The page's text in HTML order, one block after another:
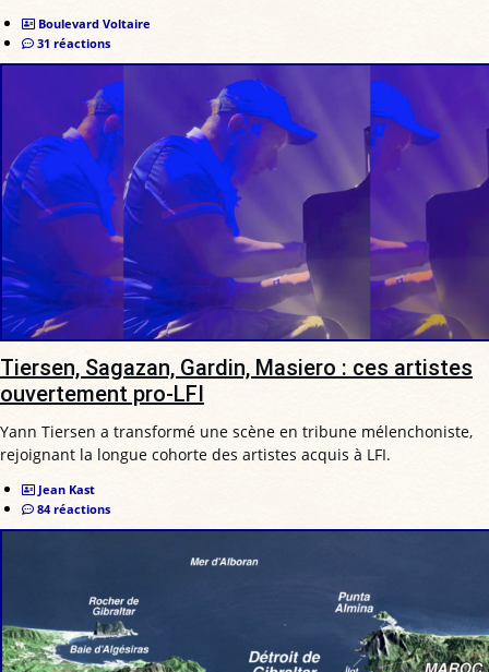
Boulevard Voltaire
31 réactions
Tiersen, Sagazan, Gardin, Masiero : ces artistes
ouvertement pro-LFI
Yann Tiersen a transformé une scène en tribune mélenchoniste,
rejoignant la longue cohorte des artistes acquis à LFI.
Jean Kast
84 réactions